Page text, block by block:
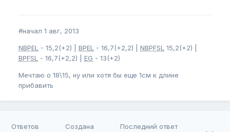
#начал 1 авг, 2013
NBPEL - 15,2(+2) | BPEL - 16,7(+2,2) | NBPFSL 15,2(+2) |
BPFSL
- 16,7(+2,2) | EG - 13(+2)
Мечтаю о 18\15, ну или хотя бы еще 1см к длине
прибавить
Ответов Создана Последний ответ